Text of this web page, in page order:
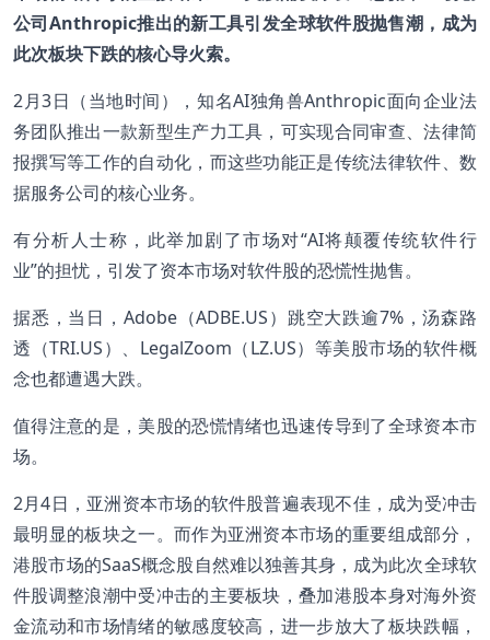
公司Anthropic推出的新工具引发全球软件股抛售潮，成为
此次板块下跌的核心导火索。
2月3日（当地时间），知名AI独角兽Anthropic面向企业法
务团队推出一款新型生产力工具，可实现合同审查、法律简
报撰写等工作的自动化，而这些功能正是传统法律软件、数
据服务公司的核心业务。
有分析人士称，此举加剧了市场对“AI将颠覆传统软件行
业”的担忧，引发了资本市场对软件股的恐慌性抛售。
据悉，当日，Adobe（ADBE.US）跳空大跌逾7%，汤森路
透（TRI.US）、LegalZoom（LZ.US）等美股市场的软件概
念也都遭遇大跌。
值得注意的是，美股的恐慌情绪也迅速传导到了全球资本市
场。
2月4日，亚洲资本市场的软件股普遍表现不佳，成为受冲击
最明显的板块之一。而作为亚洲资本市场的重要组成部分，
港股市场的SaaS概念股自然难以独善其身，成为此次全球软
件股调整浪潮中受冲击的主要板块，叠加港股本身对海外资
金流动和市场情绪的敏感度较高，进一步放大了板块跌幅，